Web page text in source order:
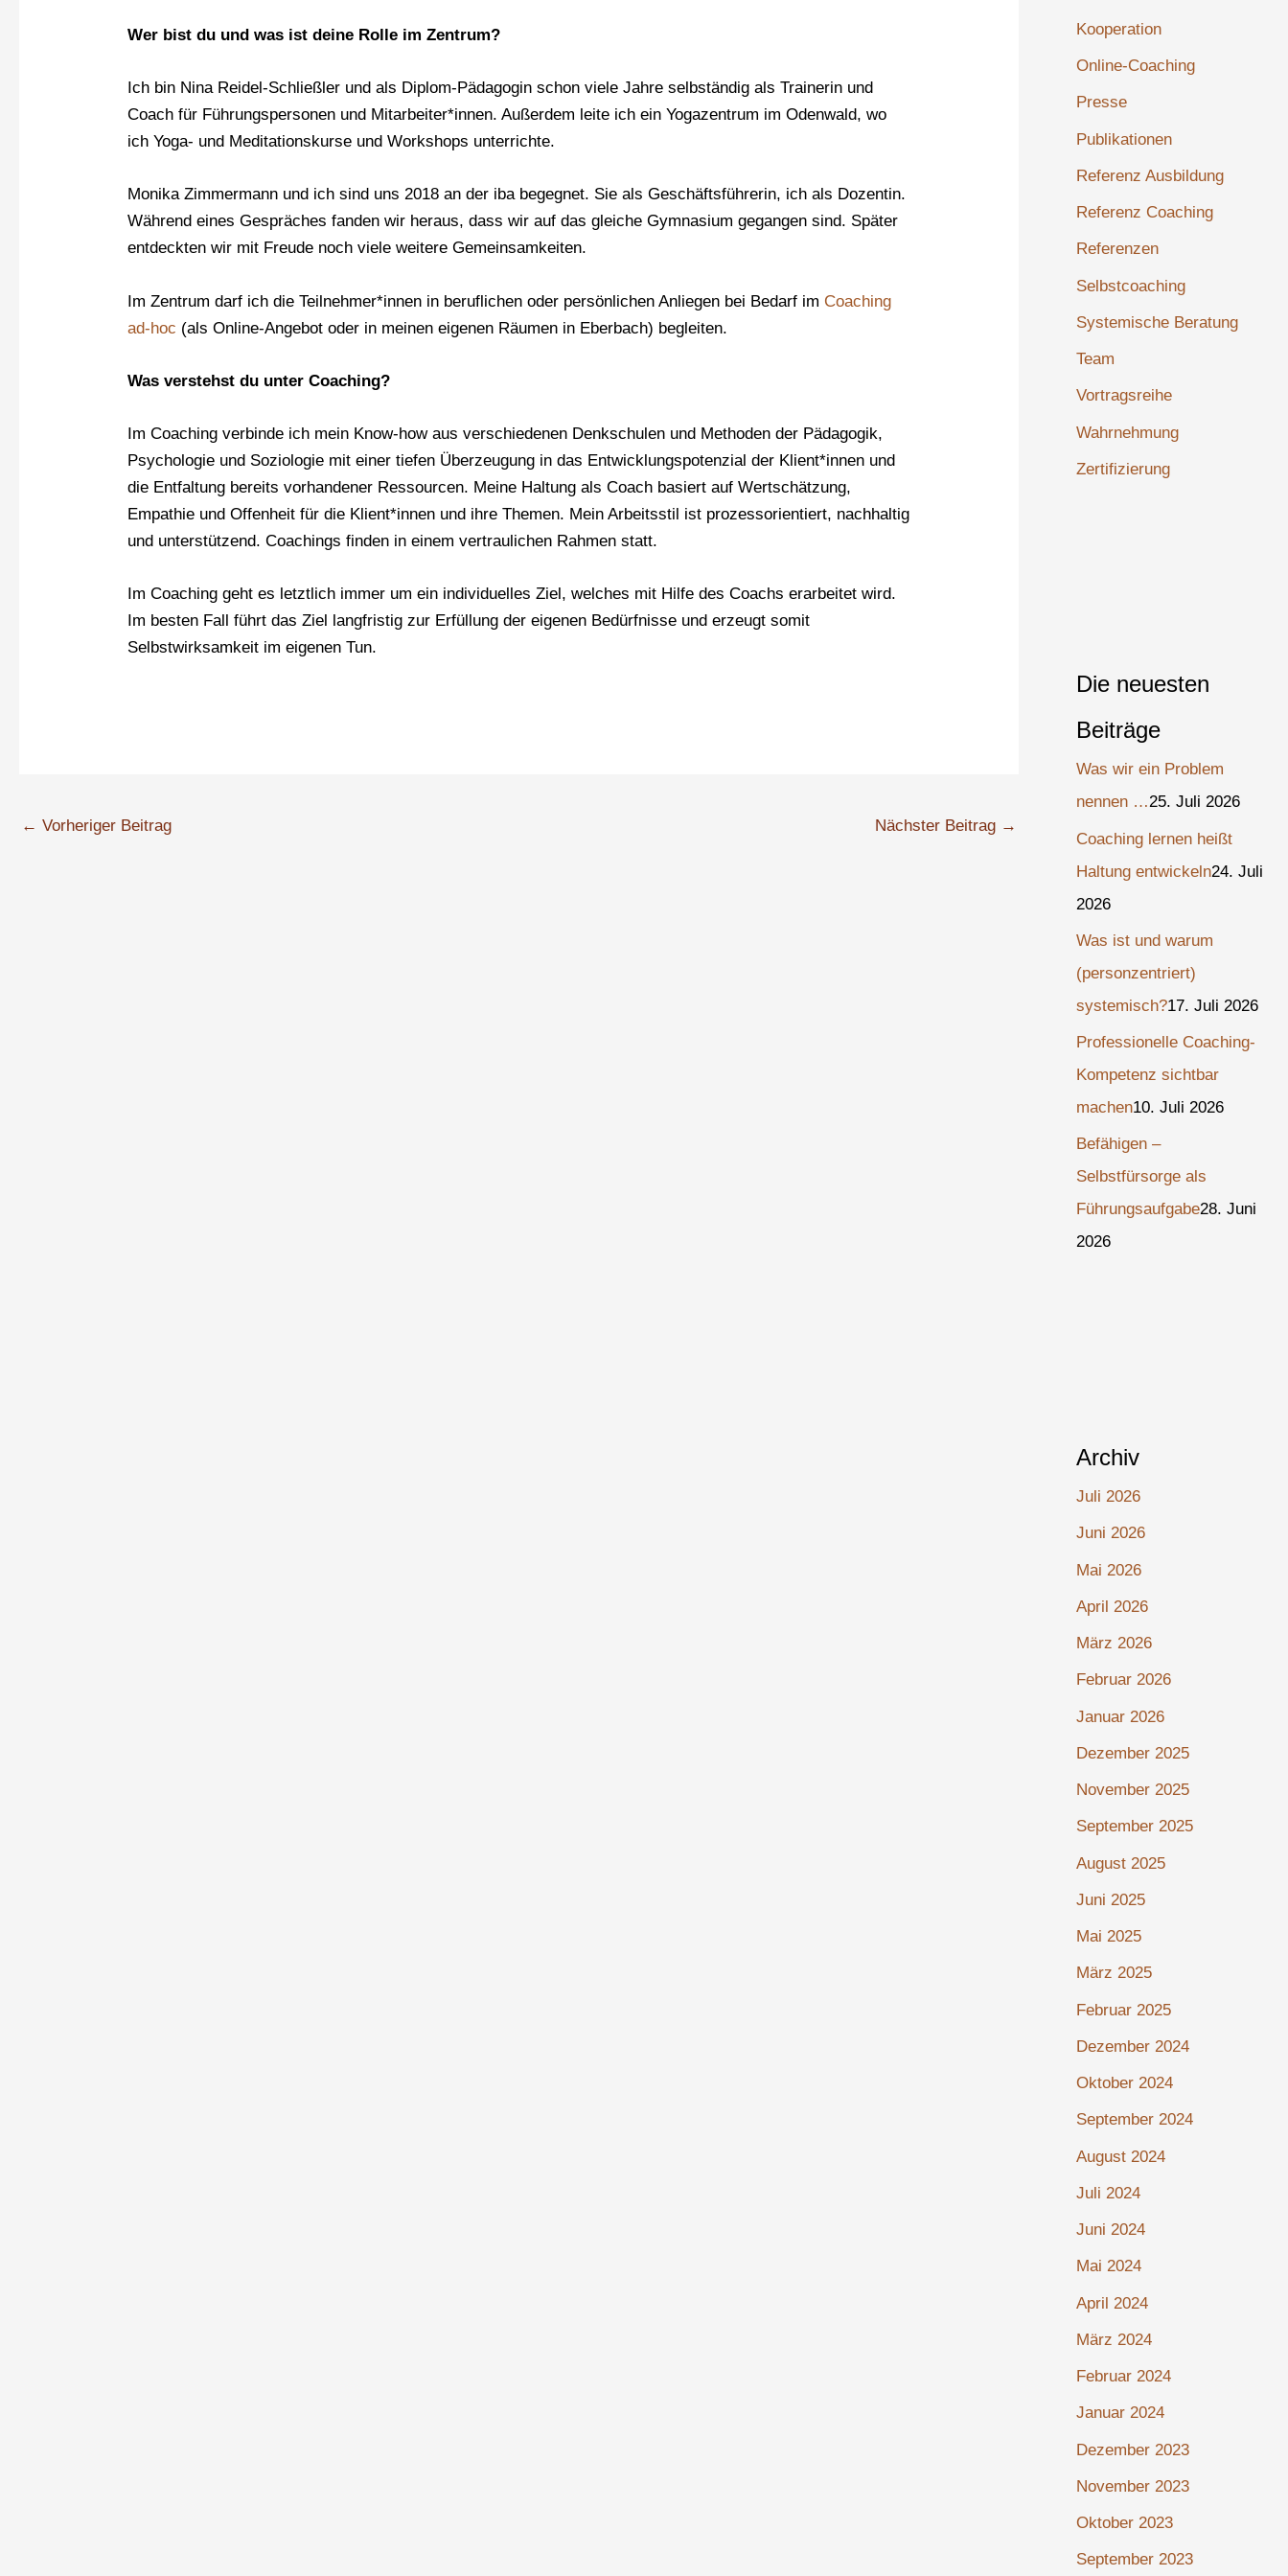
Wer bist du und was ist deine Rolle im Zentrum?
Ich bin Nina Reidel-Schließler und als Diplom-Pädagogin schon viele Jahre selbständig als Trainerin und
Coach für Führungspersonen und Mitarbeiter*innen. Außerdem leite ich ein Yogazentrum im Odenwald, wo
ich Yoga- und Meditationskurse und Workshops unterrichte.
Monika Zimmermann und ich sind uns 2018 an der iba begegnet. Sie als Geschäftsführerin, ich als Dozentin.
Während eines Gespräches fanden wir heraus, dass wir auf das gleiche Gymnasium gegangen sind. Später
entdeckten wir mit Freude noch viele weitere Gemeinsamkeiten.
Im Zentrum darf ich die Teilnehmer*innen in beruflichen oder persönlichen Anliegen bei Bedarf im Coaching
ad-hoc (als Online-Angebot oder in meinen eigenen Räumen in Eberbach) begleiten.
Was verstehst du unter Coaching?
Im Coaching verbinde ich mein Know-how aus verschiedenen Denkschulen und Methoden der Pädagogik,
Psychologie und Soziologie mit einer tiefen Überzeugung in das Entwicklungspotenzial der Klient*innen und
die Entfaltung bereits vorhandener Ressourcen. Meine Haltung als Coach basiert auf Wertschätzung,
Empathie und Offenheit für die Klient*innen und ihre Themen. Mein Arbeitsstil ist prozessorientiert, nachhaltig
und unterstützend. Coachings finden in einem vertraulichen Rahmen statt.
Im Coaching geht es letztlich immer um ein individuelles Ziel, welches mit Hilfe des Coachs erarbeitet wird.
Im besten Fall führt das Ziel langfristig zur Erfüllung der eigenen Bedürfnisse und erzeugt somit
Selbstwirksamkeit im eigenen Tun.
← Vorheriger Beitrag Nächster Beitrag →
Kooperation
Online-Coaching
Presse
Publikationen
Referenz Ausbildung
Referenz Coaching
Referenzen
Selbstcoaching
Systemische Beratung
Team
Vortragsreihe
Wahrnehmung
Zertifizierung
Die neuesten
Beiträge
Was wir ein Problem
nennen …25. Juli 2026
Coaching lernen heißt
Haltung entwickeln24. Juli
2026
Was ist und warum
(personzentriert)
systemisch?17. Juli 2026
Professionelle Coaching-
Kompetenz sichtbar
machen10. Juli 2026
Befähigen –
Selbstfürsorge als
Führungsaufgabe28. Juni
2026
Archiv
Juli 2026
Juni 2026
Mai 2026
April 2026
März 2026
Februar 2026
Januar 2026
Dezember 2025
November 2025
September 2025
August 2025
Juni 2025
Mai 2025
März 2025
Februar 2025
Dezember 2024
Oktober 2024
September 2024
August 2024
Juli 2024
Juni 2024
Mai 2024
April 2024
März 2024
Februar 2024
Januar 2024
Dezember 2023
November 2023
Oktober 2023
September 2023